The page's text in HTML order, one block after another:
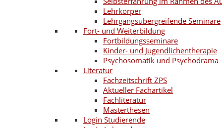
Lehrkörper
Lehrgangsübergreifende Seminare
Fort- und Weiterbildung
Fortbildungsseminare
Kinder- und Jugendlichentherapie
Psychosomatik und Psychodrama
Literatur
Fachzeitschrift ZPS
Aktueller Fachartikel
Fachliteratur
Masterthesen
Login Studierende